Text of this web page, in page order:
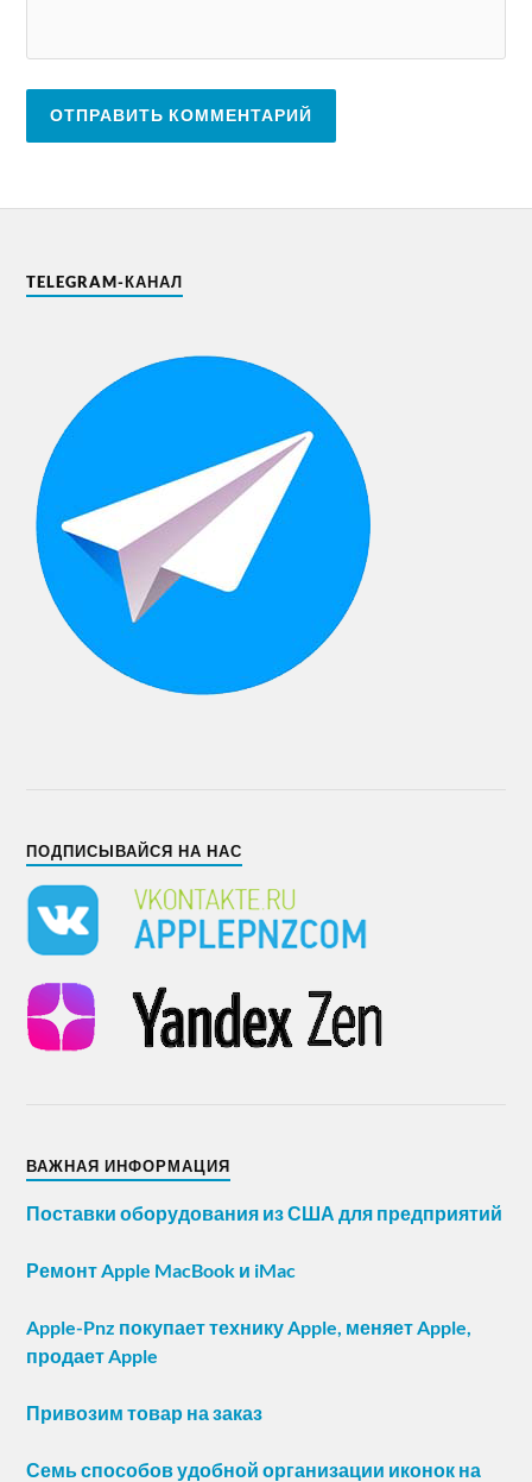
TELEGRAM-КАНАЛ
ПОДПИСЫВАЙСЯ НА НАС
ВАЖНАЯ ИНФОРМАЦИЯ
Поставки оборудования из США для предприятий
Ремонт Apple MacBook и iMac
Apple-Pnz покупает технику Apple, меняет Apple,
продает Apple
Привозим товар на заказ
Семь способов удобной организации иконок на